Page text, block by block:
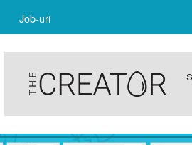
Job-uri